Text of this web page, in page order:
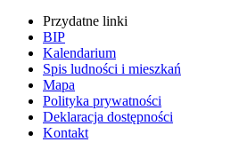
Przydatne linki
BIP
Kalendarium
Spis ludności i mieszkań
Mapa
Polityka prywatności
Deklaracja dostępności
Kontakt